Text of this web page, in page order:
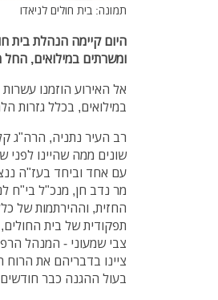
תמונה: בית חולים לניאדו
היום קיימה הנהלת בית
ומשרתים במילואים, החל מה7/10 ועד
אל האירוע הוזמנו
במילואים, בכלל גזרות
רב העיר נתניה, הרה"ג
שונים ממה שהיינו
עם אחד וביחד בעז"ה
מר נדב חן, מנכ"ל בי"ח
החזית, וההירתמות של
תפקודית של בית
צבי שמעוני - המנהל
ציינו בדבריהם את הרוח
בעול ההגנה כבר